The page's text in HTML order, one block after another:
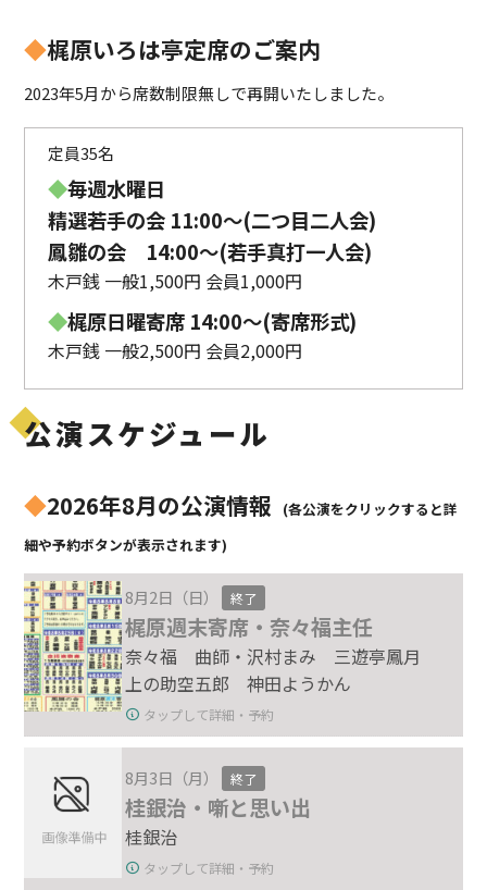
◆梶原いろは亭定席のご案内
2023年5月から席数制限無しで再開いたしました。
定員35名
◆毎週水曜日
精選若手の会 11:00〜(二つ目二人会)
鳳雛の会 14:00～(若手真打一人会)
木戸銭 一般1,500円 会員1,000円
◆梶原日曜寄席 14:00〜(寄席形式)
木戸銭 一般2,500円 会員2,000円
公演スケジュール
◆2026年8月の公演情報
(各公演をクリックすると詳
細や予約ボタンが表示されます)
8月2日（日） 終了
梶原週末寄席・奈々福主任
奈々福 曲師・沢村まみ 三遊亭鳳月
上の助空五郎 神田ようかん
タップして詳細・予約
8月3日（月） 終了
桂銀治・噺と思い出
桂銀治
タップして詳細・予約